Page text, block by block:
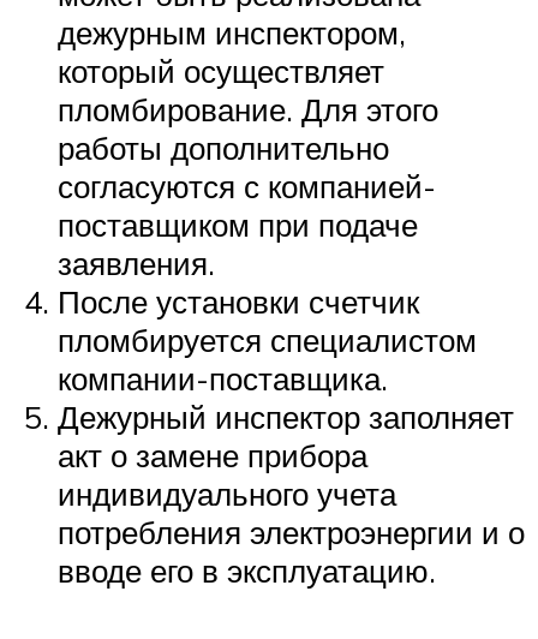
дежурным инспектором,
который осуществляет
пломбирование. Для этого
работы дополнительно
согласуются с компанией-
поставщиком при подаче
заявления.
После установки счетчик
пломбируется специалистом
компании-поставщика.
Дежурный инспектор заполняет
акт о замене прибора
индивидуального учета
потребления электроэнергии и о
вводе его в эксплуатацию.